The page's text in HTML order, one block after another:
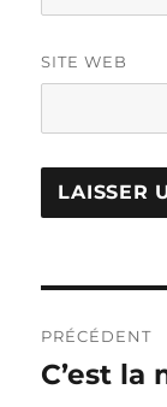
SITE WEB
de
PRÉCÉDENT
Publication
C’est la